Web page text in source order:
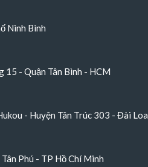
Ninh Bình
- Quận Tân Bình - HCM
- Huyện Tân Trúc 303 - Đài
Phú - TP Hồ Chí Minh